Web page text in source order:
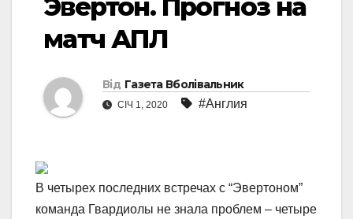
Эвертон. Прогноз на
матч АПЛ
Від Газета Вболівальник
СІЧ 1, 2020 #Англия
В четырех последних встречах с “Эвертоном”
команда Гвардиолы не знала проблем – четыре